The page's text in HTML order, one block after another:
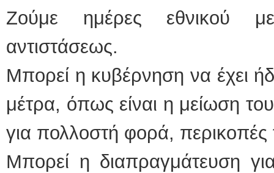
Ζούμε ημέρες εθνικού
αντιστάσεως.
Μπορεί η κυβέρνηση να έχει
μέτρα, όπως είναι η μείωση
για πολλοστή φορά,
Μπορεί η διαπραγμάτευση